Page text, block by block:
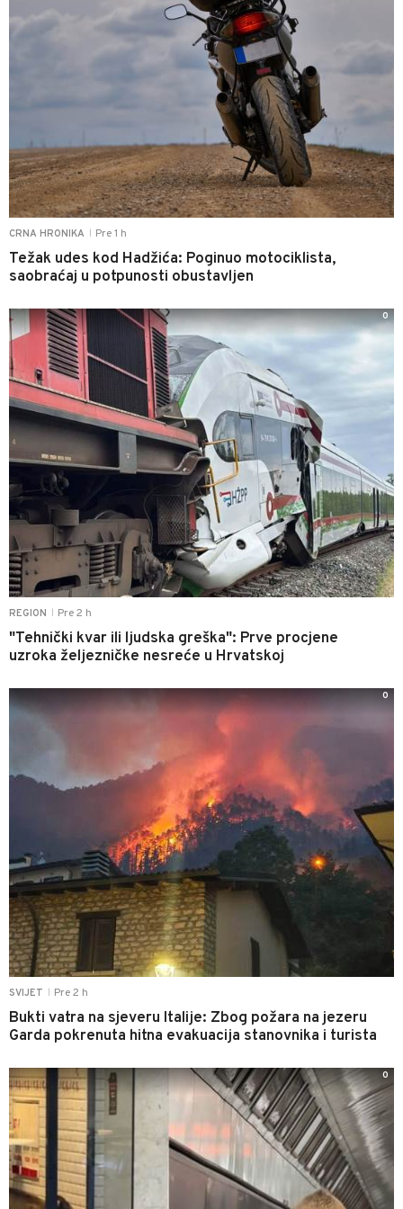
CRNA HRONIKA Pre 1 h
Težak udes kod Hadžića: Poginuo motociklista,
saobraćaj u potpunosti obustavljen
REGION Pre 2 h
"Tehnički kvar ili ljudska greška": Prve procjene
uzroka željezničke nesreće u Hrvatskoj
0
SVIJET Pre 2 h
Bukti vatra na sjeveru Italije: Zbog požara na jezeru
Garda pokrenuta hitna evakuacija stanovnika i turista
0
0